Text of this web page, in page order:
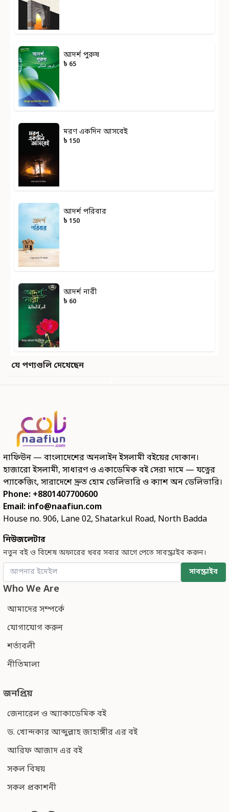
আদর্শ পুরুষ
৳ 65
মরণ একদিন আসবেই
৳ 150
আদর্শ পরিবার
৳ 150
আদর্শ নারী
৳ 60
যে পণ্যগুলি দেখেছেন
নাফিউন — বাংলাদেশের অনলাইন ইসলামী বইয়ের দোকান।
হাজারো ইসলামী, সাধারণ ও একাডেমিক বই সেরা দামে — যত্নের
প্যাকেজিং, সারাদেশে দ্রুত হোম ডেলিভারি ও ক্যাশ অন ডেলিভারি।
Phone: +8801407700600
Email: info@naafiun.com
House no. 906, Lane 02, Shatarkul Road, North Badda
নিউজলেটার
নতুন বই ও বিশেষ অফারের খবর সবার আগে পেতে সাবস্ক্রাইব করুন।
সাবস্ক্রাইব
Who We Are
আমাদের সম্পর্কে
যোগাযোগ করুন
শর্তাবলী
নীতিমালা
জনপ্রিয়
জেনারেল ও অ্যাকাডেমিক বই
ড. খোন্দকার আব্দুল্লাহ জাহাঙ্গীর এর বই
আরিফ আজাদ এর বই
সকল বিষয়
সকল প্রকাশনী